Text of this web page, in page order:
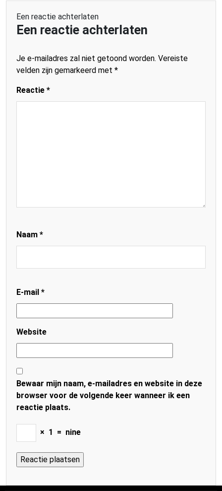
Een reactie achterlaten
Een reactie achterlaten
Je e-mailadres zal niet getoond worden. Vereiste
velden zijn gemarkeerd met *
Reactie *
Naam *
E-mail *
Website
Bewaar mijn naam, e-mailadres en website in deze
browser voor de volgende keer wanneer ik een
reactie plaats.
× 1 = nine